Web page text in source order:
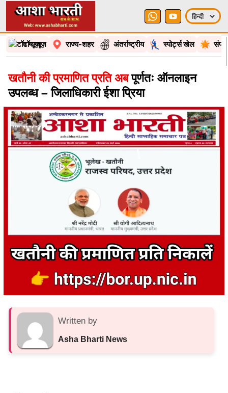
टॉप न्यूज़ राज्य-शहर अंतर्राष्ट्रीय स्पोर्ट्स खेल
खतौनी की प्रमाणित प्रति अबपूर्णतः ऑनलाइन
उपलब्ध – जिलाधिकारी ईशा प्रिया
Written by
Asha Bharti News